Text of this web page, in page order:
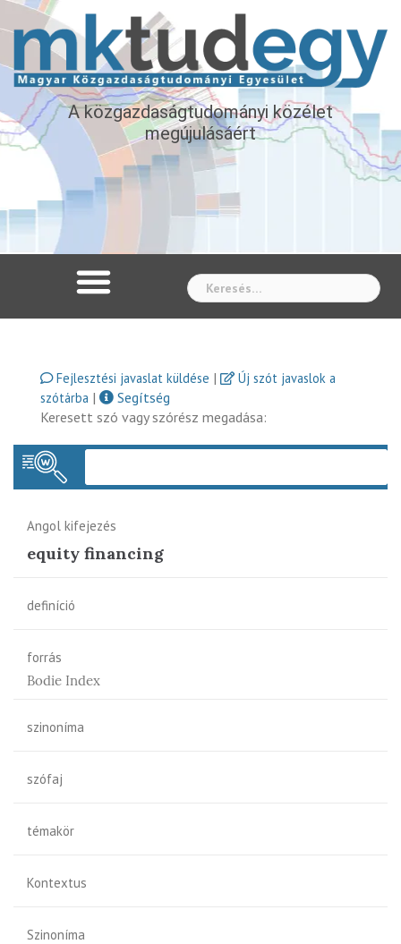
A közgazdaságtudományi közélet
megújulásáért
Fejlesztési javaslat küldése |
Új szót javaslok a
szótárba |
Segítség
Keresett szó vagy szórész megadása:
Angol kifejezés
equity financing
definíció
forrás
Bodie Index
szinoníma
szófaj
témakör
Kontextus
Szinoníma